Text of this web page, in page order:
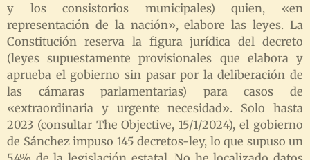
y los consistorios municipales) quien, «en
representación de la nación», elabore las leyes. La
Constitución reserva la figura jurídica del decreto
(leyes supuestamente provisionales que elabora y
aprueba el gobierno sin pasar por la deliberación de
las cámaras parlamentarias) para casos de
«extraordinaria y urgente necesidad». Solo hasta
2023 (consultar The Objective, 15/1/2024), el gobierno
de Sánchez impuso 145 decretos-ley, lo que supuso un